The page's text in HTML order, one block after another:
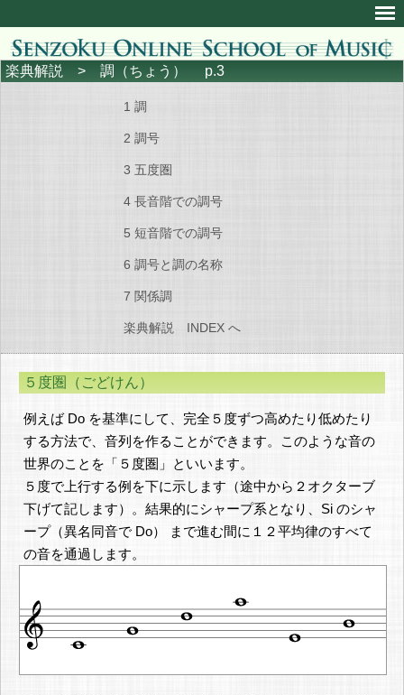
楽典解説 > 調（ちょう） p.3
1 調
2 調号
3 五度圏
4 長音階での調号
5 短音階での調号
6 調号と調の名称
7 関係調
楽典解説 INDEX へ
５度圏（ごどけん）
例えば Do を基準にして、完全５度ずつ高めたり低めたり
する方法で、音列を作ることができます。このような音の
世界のことを「５度圏」といいます。
５度で上行する例を下に示します（途中から２オクターブ
下げて記します）。結果的にシャープ系となり、Si のシャ
ープ（異名同音で Do） まで進む間に１２平均律のすべて
の音を通過します。